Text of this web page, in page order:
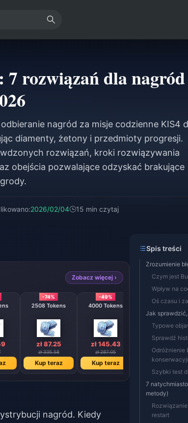
rozwiązań dla
nagród za misje codzienne KIS4
diamenty, żetony i przedmioty progresji.
rozwiązań, kroki rozwiązywania
obejścia pozwalające odzyskać brakujące
2026/02/04 15 min czytaj
Zobacz więcej ›
-74%
2508 Tokens
zł 87.25
zł 335.58
Kup teraz
-49%
4000 Tokens
zł 145.43
zł 287.05
Kup teraz
zł 290.89
zł 574.17
Kup teraz
nagród. Kiedy
Spis treści
Zrozumienie
Czym jest
Wpływ na
Oś czasu i
Jak
Typowe
Sprawdź
Odróżnienie
Szybki test
7
metody)
restart